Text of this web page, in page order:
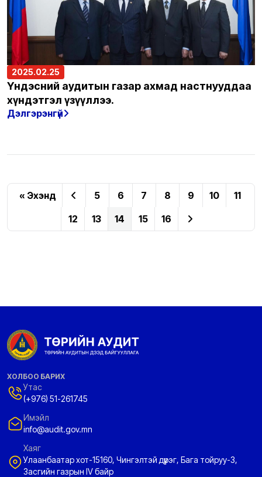
2025.02.25
Үндэсний аудитын газар ахмад настнууддаа
хүндэтгэл үзүүллээ.
Дэлгэрэнгүй
« Эхэнд 5 6 7 8 9 10
11
12
13 14 15 16
ХОЛБОО БАРИХ
Утас
(+976) 51-261745
Имэйл
info@audit.gov.mn
Хаяг
Улаанбаатар хот-15160, Чингэлтэй дүүрэг, Бага тойруу-3,
Засгийн газрын IV байр